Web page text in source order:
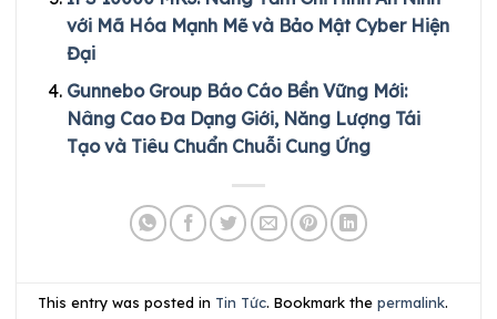
với Mã Hóa Mạnh Mẽ và Bảo Mật Cyber Hiện
Đại
Gunnebo Group Báo Cáo Bền Vững Mới:
Nâng Cao Đa Dạng Giới, Năng Lượng Tái
Tạo và Tiêu Chuẩn Chuỗi Cung Ứng
This entry was posted in Tin Tức. Bookmark thepermalink.